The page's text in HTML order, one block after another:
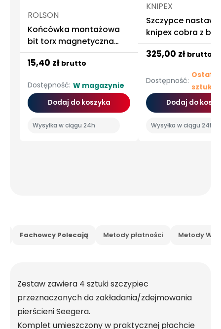
ROLSON
Końcówka montażowa
bit torx magnetyczna
bitów
15,40 zł brutto
Dostępność: W magazynie
Dodaj do koszyka
Wysyłka w ciągu 24h
KNIPEX
Szczypce
knipex cobra z
nowej generacji
325,00 zł brutto
Dostępność:
sztuki
Dodaj do
Wysyłka w ciągu 24h
Fachowcy Polecają Metody płatności Metody
Zestaw zawiera 4 sztuki szczypiec
przeznaczonych do zakładania/zdejmowania
pierścieni Seegera.
Komplet umieszczony w praktycznej płachcie